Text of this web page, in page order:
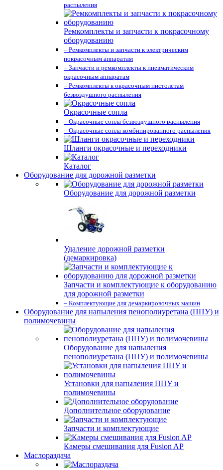
распыления
Ремкомплекты и запчасти к покрасочному
оборудованию
– Ремкомплекты и запчасти к электрическим
покрасочным аппаратам
– Запчасти и ремкомплекты к пневматическим
окрасочным аппаратам
– Ремкомплекты к окрасочным пистолетам
безвоздушного распыления
Окрасочные сопла
– Окрасочные сопла безвоздушного распыления
– Окрасочные сопла комбинированного распыления
Шланги окрасочные и переходники
Каталог
Оборудование для дорожной разметки
Оборудование для дорожной разметки
Удаление дорожной разметки
(демаркировка)
Запчасти и комплектующие к оборудованию
для дорожной разметки
– Комплектующие для демаркировочных машин
Оборудование для напыления пенополиуретана (ППУ) и
полимочевины
Оборудование для напыления
пенополиуретана (ППУ) и полимочевины
Установки для напыления ППУ и
полимочевины
Дополнительное оборудование
Запчасти и комплектующие
Камеры смешивания для Fusion AP
Маслораздача